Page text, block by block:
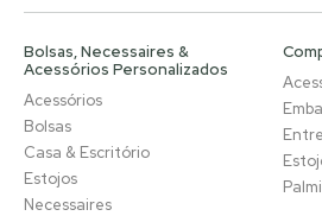
Bolsas, Necessaires &
Acessórios Personalizados
Acessórios
Bolsas
Casa & Escritório
Estojos
Necessaires